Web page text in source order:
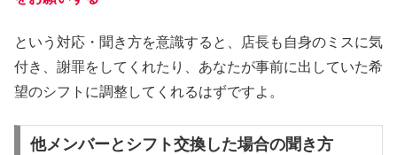
という対応・聞き方を意識すると、店長も自身のミスに気
付き、謝罪をしてくれたり、あなたが事前に出していた希
望のシフトに調整してくれるはずですよ。
他メンバーとシフト交換した場合の聞き方